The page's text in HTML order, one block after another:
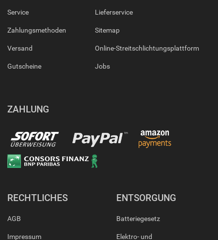
Service
Zahlungsmethoden
Versand
Gutscheine
Lieferservice
Sitemap
Online-Streitschlichtungsplattform
Jobs
ZAHLUNG
RECHTLICHES
AGB
Impressum
ENTSORGUNG
Batteriegesetz
Elektro- und